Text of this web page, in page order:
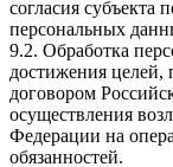
согласия субъекта
персональных
9.2. Обработка
достижения
договором
осуществления
Федерации на
обязанностей.